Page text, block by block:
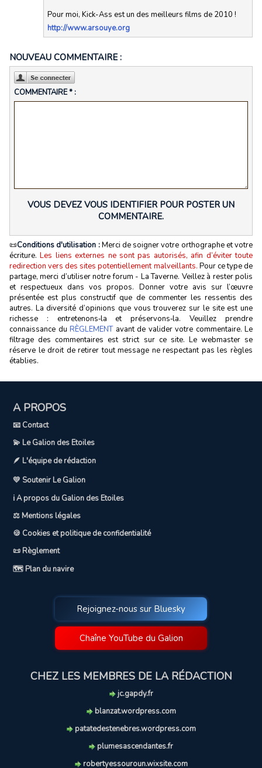
Pour moi, Kick-Ass est un des meilleurs films de 2010 !
http://www.arsouye.org
NOUVEAU COMMENTAIRE :
COMMENTAIRE * :
VOUS DEVEZ VOUS IDENTIFIER POUR POSTER UN
COMMENTAIRE.
📜Conditions d'utilisation :Merci de soigner votre orthographe et votre
écriture.Les liens externes ne sont pas autorisés, afin d’éviter toute
redirection vers des sites potentiellement malveillants. Pour ce type de
partage, merci d’utiliser notre forum - La Taverne. Veillez à rester polis
et respectueux dans vos propos. Donner votre avis sur l’œuvre
présentée est plus constructif que de commenter les ressentis des
autres. La diversité d’opinions que vous trouverez sur le site est une
richesse : entretenons‑la et préservons‑la. Veuillez prendre
connaissance du RÈGLEMENTavant de valider votre commentaire. Le
filtrage des commentaires est strict sur ce site. Le webmaster se
réserve le droit de retirer tout message ne respectant pas les règles
établies.
A PROPOS
📧 Contact
💫 Le Galion des Etoiles
🪶 L'équipe de rédaction
💛 Soutenir Le Galion
ℹ️ A propos du Galion des Etoiles
⚖️ Mentions légales
🍪 Cookies et politique de confidentialité
📜 Règlement
🗺️ Plan du navire
Rejoignez-nous sur Bluesky
Chaîne YouTube du Galion
CHEZ LES MEMBRES DE LA RÉDACTION
jc.gapdy.fr
blanzat.wordpress.com
patatedestenebres.wordpress.com
plumesascendantes.fr
robertyessouroun.wixsite.com